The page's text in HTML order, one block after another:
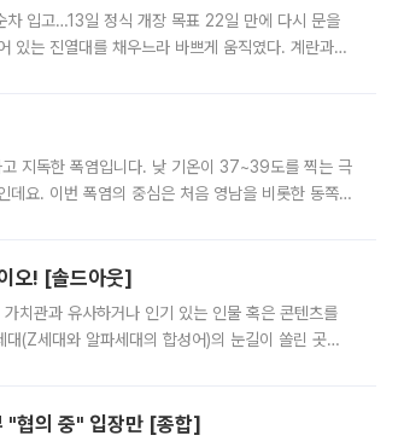
입고…13일 정식 개장 목표 22일 만에 다시 문을
있는 진열대를 채우느라 바쁘게 움직였다. 계란과
고 지독한 폭염입니다. 낮 기온이 37~39도를 찍는 극
요. 이번 폭염의 중심은 처음 영남을 비롯한 동쪽
오! [솔드아웃]
치관과 유사하거나 인기 있는 인물 혹은 콘텐츠를
(Z세대와 알파세대의 합성어)의 눈길이 쏠린 곳은
"협의 중" 입장만 [종합]